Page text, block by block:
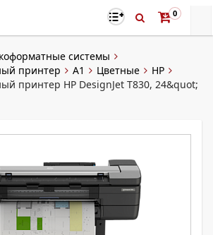
0
системы
принтер
A1 Цветные
HP
принтер HP DesignJet T830, 24&quot;